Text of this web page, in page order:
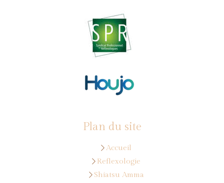
Plan du site
Accueil
Reflexologie
Shiatsu Amma